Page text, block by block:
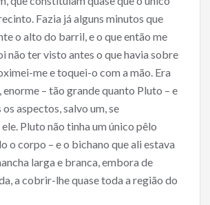
Fazia já alguns minutos que
o alto do barril, e o que então me
não ter visto antes o que havia sobre
me e toquei-o com a mão. Era
– tão grande quanto Pluto – e
aspectos, salvo um, se
Pluto não tinha um único pêlo
o corpo – e o bichano que ali estava
larga e branca, embora de
a cobrir-lhe quase toda a região do